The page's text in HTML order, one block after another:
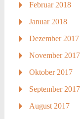
Februar 2018
Januar 2018
Dezember 2017
November 2017
Oktober 2017
September 2017
August 2017